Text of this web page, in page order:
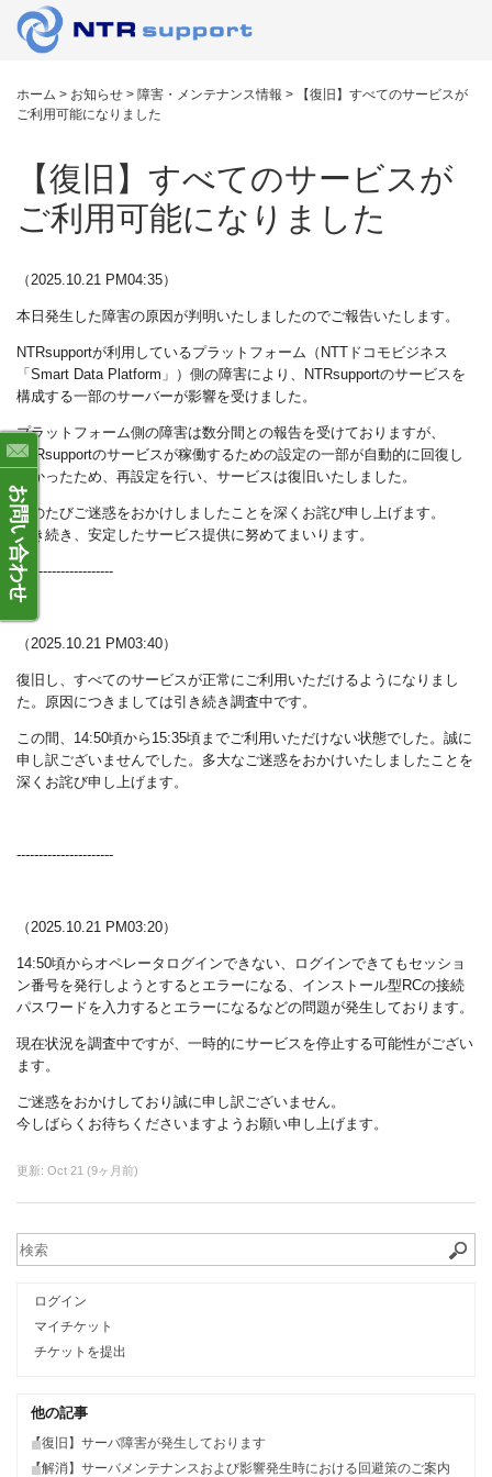
ホーム > お知らせ > 障害・メンテナンス情報 >
【復旧】すべてのサービスが
ご利用可能になりました
【復旧】すべてのサービスが
ご利用可能になりました
（2025.10.21 PM04:35）
本日発生した障害の原因が判明いたしましたのでご報告いたします。
NTRsupportが利用しているプラットフォーム（ NTT ドコモビジネス
「Smart Data Platform 」）側の障害により、NTRsupportのサービスを
構成する一部のサーバーが影響を受けました。
プラットフォーム側の障害は数分間との報告を受けておりますが、
NTRsupportのサービスが稼働するための設定の一部が自動的に回復し
なかったため、再設定を行い、サービスは復旧いたしました。
このたびご迷惑をおかけしましたことを深くお詫び申し上げます。
引き続き、安定したサービス提供に努めてまいります。
----------------------
（2025.10.21 PM03:40）
復旧し、すべてのサービスが正常にご利用いただけるようになりまし
た。原因につきましては引き続き調査中です。
この間、14:50頃から15:35頃までご利用いただけない状態でした。誠に
申し訳ございませんでした。多大なご迷惑をおかけいたしましたことを
深くお詫び申し上げます。
----------------------
（2025.10.21 PM03:20）
14:50頃からオペレータログインできない、ログインできてもセッショ
ン番号を発行しようとするとエラーになる、インストール型RCの接続
パスワードを入力するとエラーになるなどの問題が発生しております。
現在状況を調査中ですが、一時的にサービスを停止する可能性がござい
ます。
ご迷惑をおかけしており誠に申し訳ございません。
今しばらくお待ちくださいますようお願い申し上げます。
更新: Oct 21 (9ヶ月前)
ログイン
マイチケット
チケットを提出
他の記事
【復旧】サーバ障害が発生しております
【解消】サーバメンテナンスおよび影響発生時における回避策のご案内
お問い合わせ